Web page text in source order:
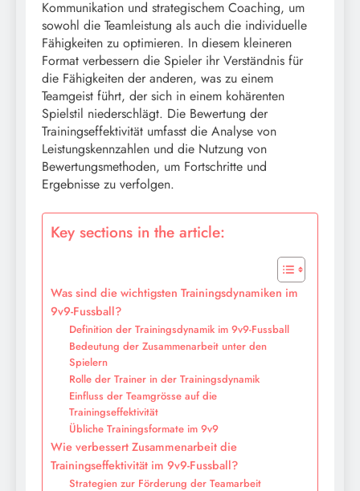
Kommunikation und strategischem Coaching, um
sowohl die Teamleistung als auch die individuelle
Fähigkeiten zu optimieren. In diesem kleineren
Format verbessern die Spieler ihr Verständnis für
die Fähigkeiten der anderen, was zu einem
Teamgeist führt, der sich in einem kohärenten
Spielstil niederschlägt. Die Bewertung der
Trainingseffektivität umfasst die Analyse von
Leistungskennzahlen und die Nutzung von
Bewertungsmethoden, um Fortschritte und
Ergebnisse zu verfolgen.
Key sections in the article:
Was sind die wichtigsten Trainingsdynamiken im
9v9-Fussball?
Definition der Trainingsdynamik im 9v9-Fussball
Bedeutung der Zusammenarbeit unter den
Spielern
Rolle der Trainer in der Trainingsdynamik
Einfluss der Teamgrösse auf die
Trainingseffektivität
Übliche Trainingsformate im 9v9
Wie verbessert Zusammenarbeit die
Trainingseffektivität im 9v9-Fussball?
Strategien zur Förderung der Teamarbeit